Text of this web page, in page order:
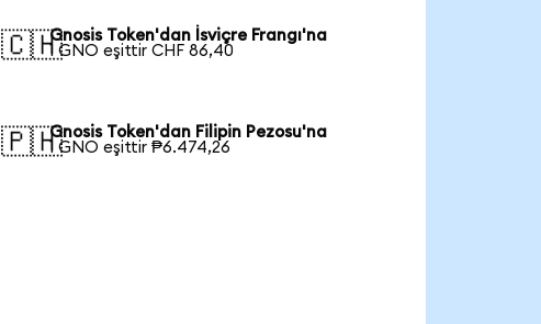
🇨🇭Gnosis Token'dan İsviçre Frangı'na
1 GNO eşittir CHF 86,40
🇵🇭Gnosis Token'dan Filipin Pezosu'na
1 GNO eşittir ₱6.474,26